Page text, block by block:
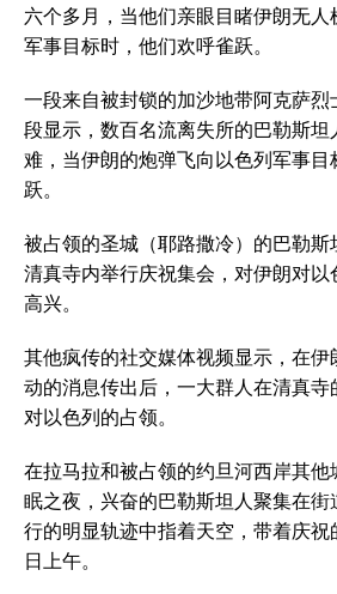
六个多月，当他们亲眼目睹伊朗无
军事目标时，他们欢呼雀跃。
一段来自被封锁的加沙地带阿克萨
段显示，数百名流离失所的巴勒斯坦
难，当伊朗的炮弹飞向以色列军事目
跃。
被占领的圣城（耶路撒冷）的巴勒
清真寺内举行庆祝集会，对伊朗对
高兴。
其他疯传的社交媒体视频显示，在
动的消息传出后，一大群人在清真寺
对以色列的占领。
在拉马拉和被占领的约旦河西岸其
眠之夜，兴奋的巴勒斯坦人聚集在
行的明显轨迹中指着天空，带着庆
日上午。